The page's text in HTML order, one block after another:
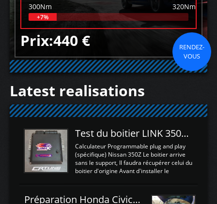
300Nm 320Nm
+7%
Prix:440 €
RENDEZ-
VOUS
Latest realisations
Test du boitier LINK 350Z Plugin ECU
Calculateur Programmable plug and play
(spécifique) Nissan 350Z Le boitier arrive
sans le support, Il faudra récupérer celui du
boitier d'origine Avant d'installer le
d'envoyer l'information de la large bande
Préparation Honda Civic Type R FK2